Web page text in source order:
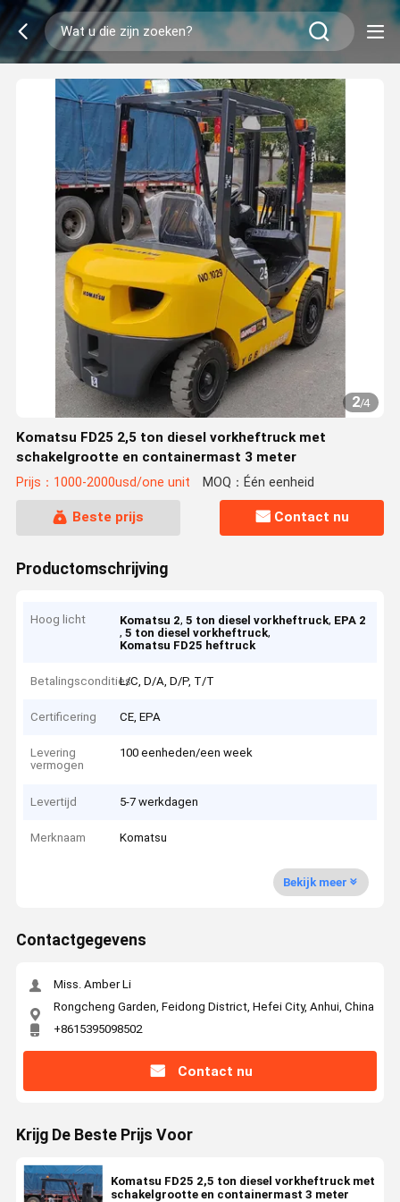
2/4
Komatsu FD25 2,5 ton diesel vorkheftruck met
schakelgrootte en containermast 3 meter
Prijs：1000-2000usd/one unit MOQ：Één eenheid
Beste prijs Contact nu
Productomschrijving
Hoog licht Komatsu 2,5 ton diesel vorkheftruck, EPA 2
,5 ton diesel vorkheftruck,
Komatsu FD25 heftruck
BetalingsconditiesL/C, D/A, D/P, T/T
Certificering CE, EPA
Levering
vermogen
100 eenheden/een week
Levertijd 5-7 werkdagen
Merknaam Komatsu
Bekijk meer
Contactgegevens
Miss. Amber Li
Rongcheng Garden, Feidong District, Hefei City, Anhui, China
+8615395098502
Contact nu
Krijg De Beste Prijs Voor
Komatsu FD25 2,5 ton diesel vorkheftruck met
schakelgrootte en containermast 3 meter